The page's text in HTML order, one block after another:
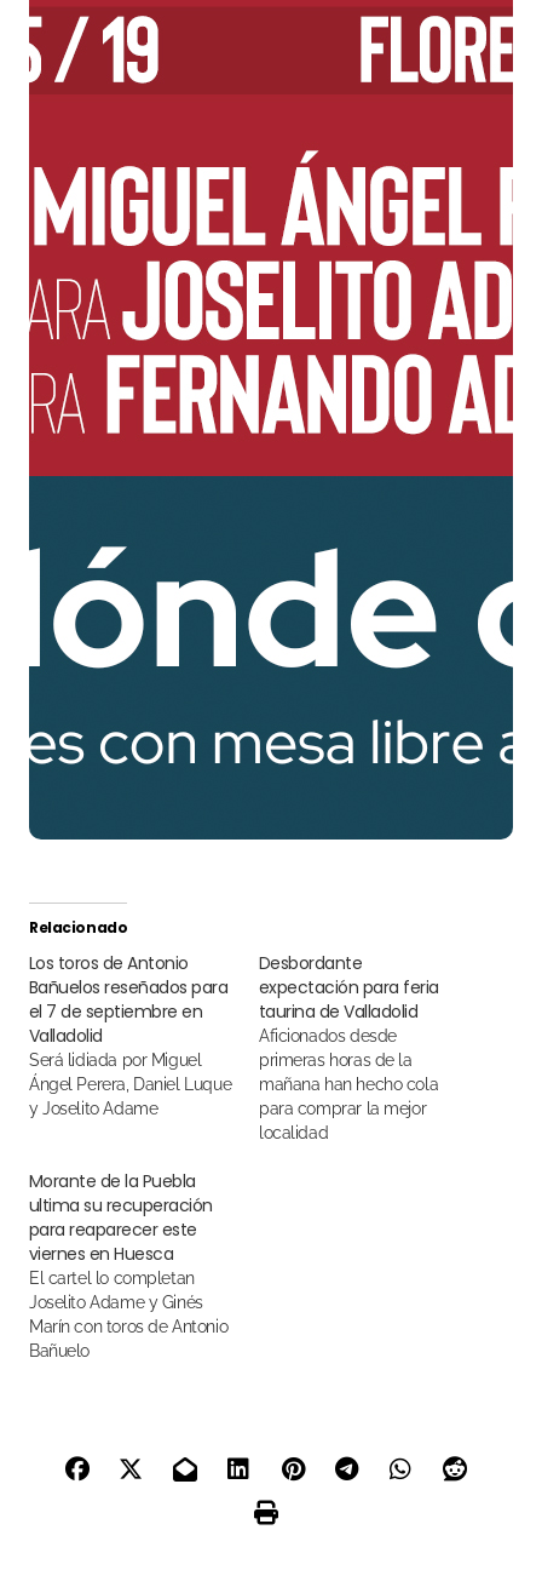
Relacionado
Los toros de Antonio
Bañuelos reseñados para
el 7 de septiembre en
Valladolid
Será lidiada por Miguel
Ángel Perera, Daniel Luque
y Joselito Adame
Desbordante
expectación para feria
taurina de Valladolid
Aficionados desde
primeras horas de la
mañana han hecho cola
para comprar la mejor
localidad
Morante de la Puebla
ultima su recuperación
para reaparecer este
viernes en Huesca
El cartel lo completan
Joselito Adame y Ginés
Marín con toros de Antonio
Bañuelo